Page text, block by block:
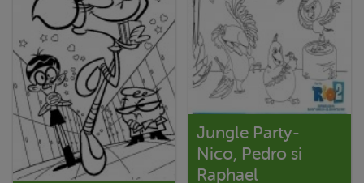
Jungle Party-
Nico, Pedro si
Raphael